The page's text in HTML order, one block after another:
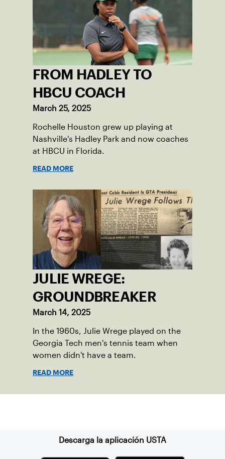
FROM HADLEY TO
HBCU COACH
March 25, 2025
Rochelle Houston grew up playing at
Nashville's Hadley Park and now coaches
at HBCU in Florida.
READ MORE
JULIE WREGE:
GROUNDBREAKER
March 14, 2025
In the 1960s, Julie Wrege played on the
Georgia Tech men's tennis team when
women didn't have a team.
READ MORE
Descarga la aplicación USTA